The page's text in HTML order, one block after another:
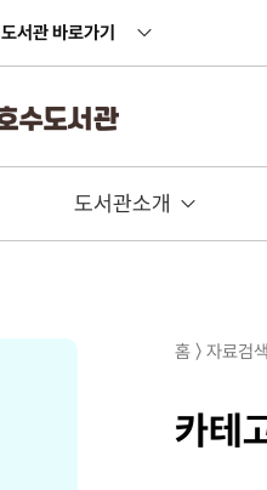
도서관 바로가기
도서관소개
홈 〉 자료검
카테